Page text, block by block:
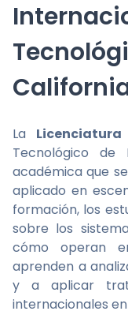
La
Tecnológico de
académica que
aplicado en
formación, los
sobre los
cómo operan
aprenden a
y a aplicar
internacionales